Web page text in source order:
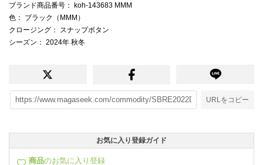
ブランド商品番号 ： koh-143683 MMM
色 ： ブラック（MMM）
クロージング ： スナップボタン
シーズン ： 2024年 秋冬
URLをコピー
お気に入り登録ガイド
商品のお気に入り登録